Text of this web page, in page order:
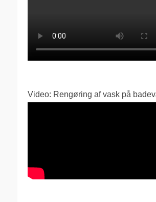
Video: Rengøring af vask på